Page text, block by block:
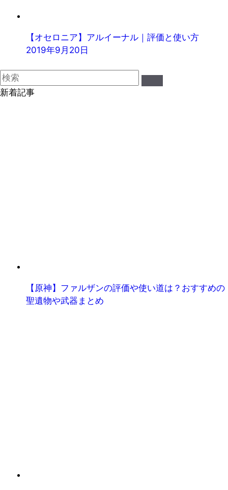
【オセロニア】アルイーナル｜評価と使い方
2019年9月20日
新着記事
【原神】ファルザンの評価や使い道は？おすすめの
聖遺物や武器まとめ